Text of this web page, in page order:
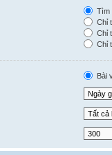
Tìm
Chỉ
Chỉ
Chỉ
Bài